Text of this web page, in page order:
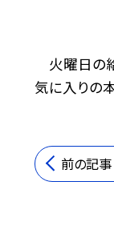
火曜日の
気に入りの
前の記事